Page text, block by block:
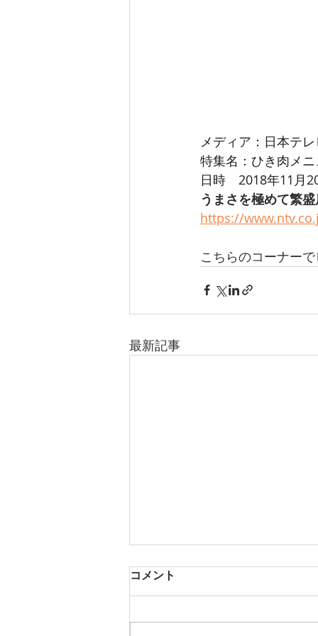
メディア：日本テ
特集名：ひき肉メ
日時　2018年11月
うまさを極めて繁
https://
こちらのコーナー
最新記事
コメント